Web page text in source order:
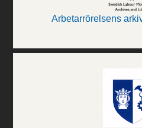
Arbetarrörelsens